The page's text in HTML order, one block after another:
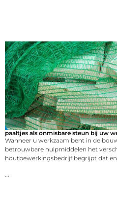
paaltjes als onmisbare steun bij uw
Wanneer u werkzaam bent in de
betrouwbare hulpmiddelen het
houtbewerkingsbedrijf begrijpt dat